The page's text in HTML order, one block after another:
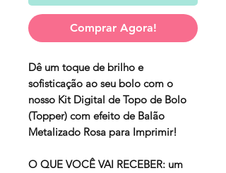
Comprar Agora!
Dê um toque de brilho e
sofisticação ao seu bolo com o
nosso Kit Digital de Topo de Bolo
(Topper) com efeito de Balão
Metalizado Rosa para Imprimir!
O QUE VOCÊ VAI RECEBER: um